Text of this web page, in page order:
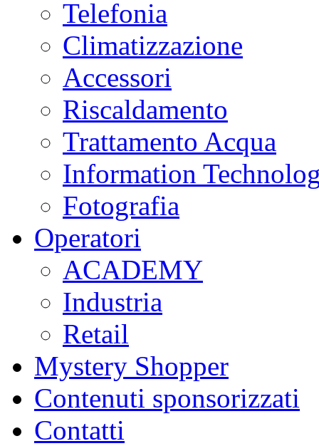
Telefonia
Climatizzazione
Accessori
Riscaldamento
Trattamento Acqua
Information
Fotografia
Operatori
ACADEMY
Industria
Retail
Mystery Shopper
Contenuti sponsorizzati
Contatti